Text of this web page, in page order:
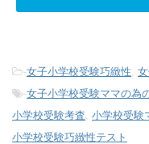
-女子小学校受験巧緻性
-女子小学校受験ママの為
小学校受験考査 小学校受験
小学校受験巧緻性テスト